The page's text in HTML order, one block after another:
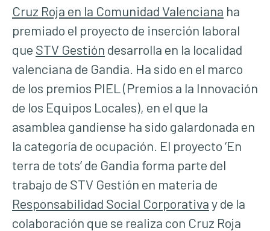
Cruz Roja en la Comunidad Valenciana ha
premiado el proyecto de inserción laboral
que STV Gestión desarrolla en la localidad
valenciana de Gandia. Ha sido en el marco
de los premios PIEL (Premios a la Innovación
de los Equipos Locales), en el que la
asamblea gandiense ha sido galardonada en
la categoría de ocupación. El proyecto ‘En
terra de tots’ de Gandia forma parte del
trabajo de STV Gestión en materia de
Responsabilidad Social Corporativay de la
colaboración que se realiza con Cruz Roja